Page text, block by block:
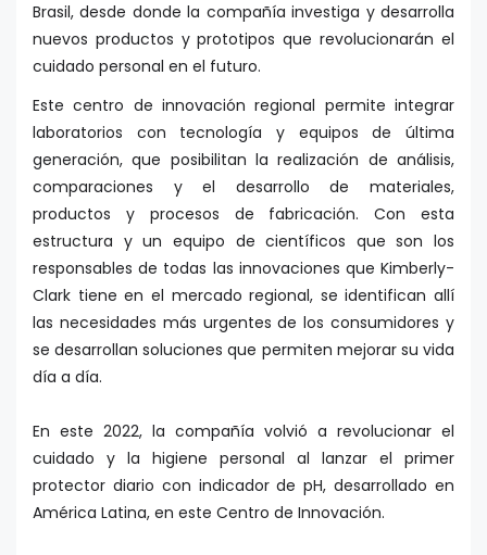
Brasil, desde donde la compañía investiga y desarrolla
nuevos productos y prototipos que revolucionarán el
cuidado personal en el futuro.
Este centro de innovación regional permite integrar
laboratorios con tecnología y equipos de última
generación, que posibilitan la realización de análisis,
comparaciones y el desarrollo de materiales,
productos y procesos de fabricación. Con esta
estructura y un equipo de científicos que son los
responsables de todas las innovaciones que Kimberly-
Clark tiene en el mercado regional, se identifican allí
las necesidades más urgentes de los consumidores y
se desarrollan soluciones que permiten mejorar su vida
día a día.
En este 2022, la compañía volvió a revolucionar el
cuidado y la higiene personal al lanzar el primer
protector diario con indicador de pH, desarrollado en
América Latina, en este Centro de Innovación.